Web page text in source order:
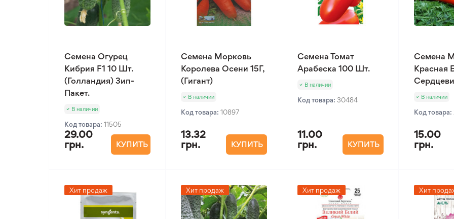
Семена Огурец
Кибрия F1 10 Шт.
(Голландия) Зип-
Пакет.
В наличии
Код товара: 11505
29.00
грн.
КУПИТЬ
Семена Морковь
Королева Осени 15Г,
(Гигант)
В наличии
Код товара: 10897
13.32
грн.
КУПИТЬ
Семена Томат
Арабеска 100 Шт.
В наличии
Код товара: 30484
11.00
грн.
КУПИТЬ
Семена
Красная
В наличии
Код товара:
15.00
грн.
Хит продаж Хит продаж Хит продаж Хит